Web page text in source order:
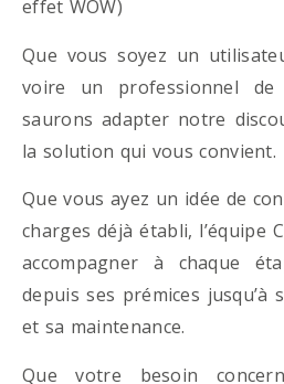
effet WOW)
Que vous soyez un
voire un professionnel de
saurons adapter notre
la solution qui vous convient.
Que vous ayez un idée de
charges déjà établi, l’équipe
accompagner à chaque
depuis ses prémices jusqu’à
et sa maintenance.
Que votre besoin